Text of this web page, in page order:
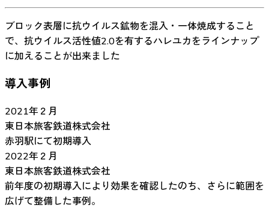
ブロック表層に抗ウイルス鉱物を混入・一体焼成すること
で、抗ウイルス活性値2.0を有するハレユカをラインナップ
に加えることが出来ました
導入事例
2021年２月
東日本旅客鉄道株式会社
赤羽駅にて初期導入
2022年２月
東日本旅客鉄道株式会社
前年度の初期導入により効果を確認したのち、さらに範囲を
広げて整備した事例。